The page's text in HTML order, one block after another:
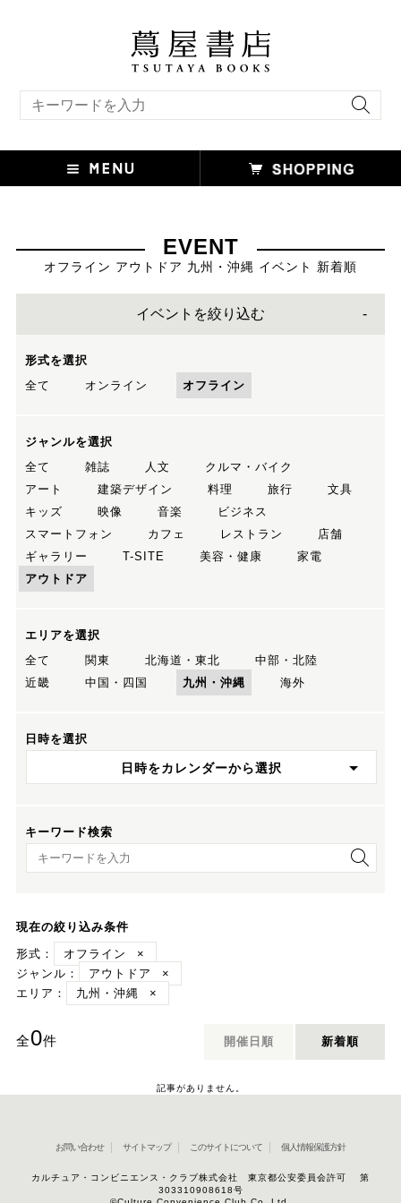
EVENT
オフライン アウトドア 九州・沖縄 イベント 新着順
イベントを絞り込む
形式を選択
全て
オンライン オフライン
ジャンルを選択
全て
雑誌 人文
クルマ・バイク
アート
建築デザイン 料理 旅行
文具
キッズ
映像 音楽
ビジネス
スマートフォン
カフェ レストラン
店舗
ギャラリー
T-SITE 美容・健康
家電
アウトドア
エリアを選択
全て
関東 北海道・東北
中部・北陸
近畿
中国・四国 九州・沖縄 海外
日時を選択
日時をカレンダーから選択
キーワード検索
キーワード検索
現在の絞り込み条件
形式：
オフライン
×
ジャンル：
アウトドア
×
エリア：
九州・沖縄 ×
全0件 開催日順 新着順
記事がありません。
お問い合わせ サイトマップ このサイトについて 個人情報保護方針
カルチュア・コンビニエンス・クラブ株式会社 東京都公安委員会許可 第
303310908618号